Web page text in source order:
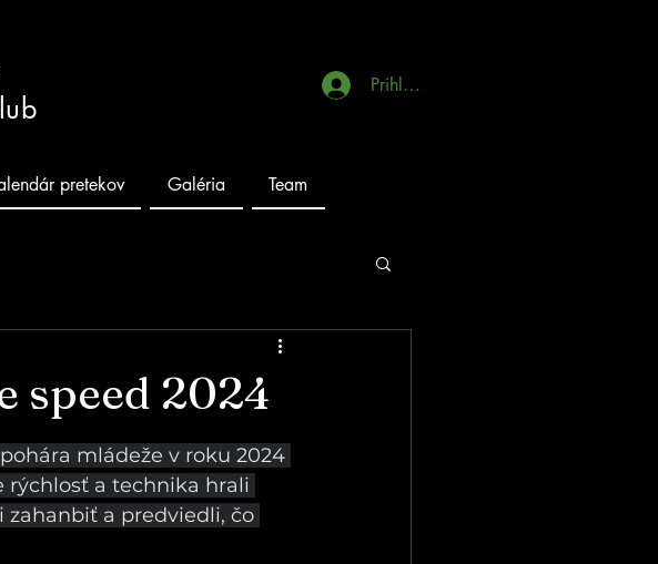
Prihlásiť sa
pretekov Galéria Team
speed 2024
mládeže v roku 2024
rýchlosť a technika hrali
zahanbiť a predviedli, čo